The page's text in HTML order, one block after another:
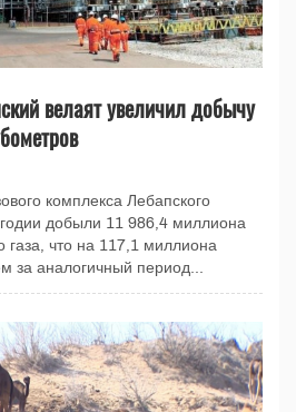
велаят увеличил добычу
комплекса Лебапского
добыли 11 986,4 миллиона
газа, что на 117,1 миллиона
за аналогичный период...